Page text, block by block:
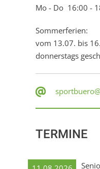
Mo - Do 16:00 -
Sommerferien:
vom 13.07. bis
donnerstags
TERMINE